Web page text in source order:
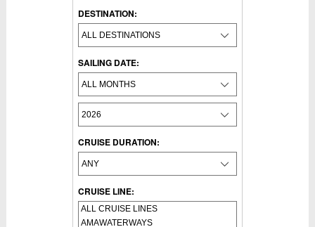
DESTINATION:
SAILING DATE:
CRUISE DURATION:
CRUISE LINE: